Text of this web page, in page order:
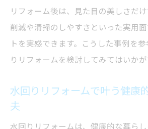
リフォーム後は、見た目の美しさだ
削減や清掃のしやすさといった実用
トを実感できます。こうした事例を
りリフォームを検討してみてはいかが
水回りリフォームで叶う健康
夫
水回りリフォームは、健康的な暮ら